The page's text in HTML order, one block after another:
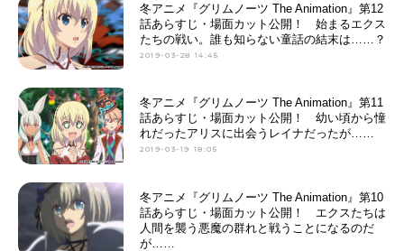
冬アニメ『グリムノーツ The Animation』第12
話あらすじ・場面カット公開！ 始まるエクス
たちの戦い。誰も知らない童話の結末は……？
2019-03-28 14:45
冬アニメ『グリムノーツ The Animation』第11
話あらすじ・場面カット公開！ 幼い頃から憧
れだったアリスに出会うレイナだったが……
2019-03-19 18:05
冬アニメ『グリムノーツ The Animation』第10
話あらすじ・場面カット公開！ エクスたちは
人間を襲う悪魔の群れと戦うことになるのだ
が……